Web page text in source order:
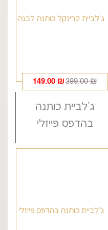
399.00₪
המחיר
המקורי
היה:
149.00 ₪
המחיר
הנוכחי
הוא:
ג'לביית כותנה
בהדפס פייזלי